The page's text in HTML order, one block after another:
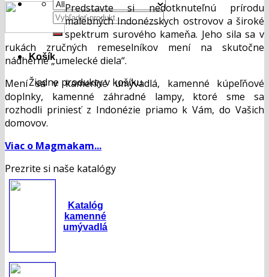
Hľadať:
Košík
Žiadne produkty v košíku.
Predstavte si nedotknuteľnú prírodu
malebných Indonézskych ostrovov a široké
spektrum surového kameňa. Jeho sila sa v
rukách zručných remeselníkov mení na skutočne
nádherné „umelecké diela“.
Mení sa v kamenné umývadlá, kamenné kúpeľňové
doplnky, kamenné záhradné lampy, ktoré sme sa
rozhodli priniesť z Indonézie priamo k Vám, do Vašich
domovov.
Viac o Magmakam...
Prezrite si naše katalógy
Katalóg
kamenné
umývadlá